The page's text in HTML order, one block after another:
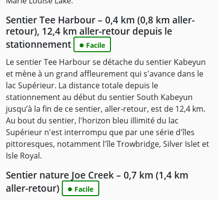
Sentier Tee Harbour – 0,4 km (0,8 km aller-
retour), 12,4 km aller-retour depuis le
stationnement
● Facile
Le sentier Tee Harbour se détache du sentier Kabeyun
et mène à un grand affleurement qui s'avance dans le
lac Supérieur. La distance totale depuis le
stationnement au début du sentier South Kabeyun
jusqu’à la fin de ce sentier, aller-retour, est de 12,4 km.
Au bout du sentier, l'horizon bleu illimité du lac
Supérieur n'est interrompu que par une série d'îles
pittoresques, notamment l'île Trowbridge, Silver Islet et
Isle Royal.
Sentier nature Joe Creek – 0,7 km (1,4 km
aller-retour)
● Facile